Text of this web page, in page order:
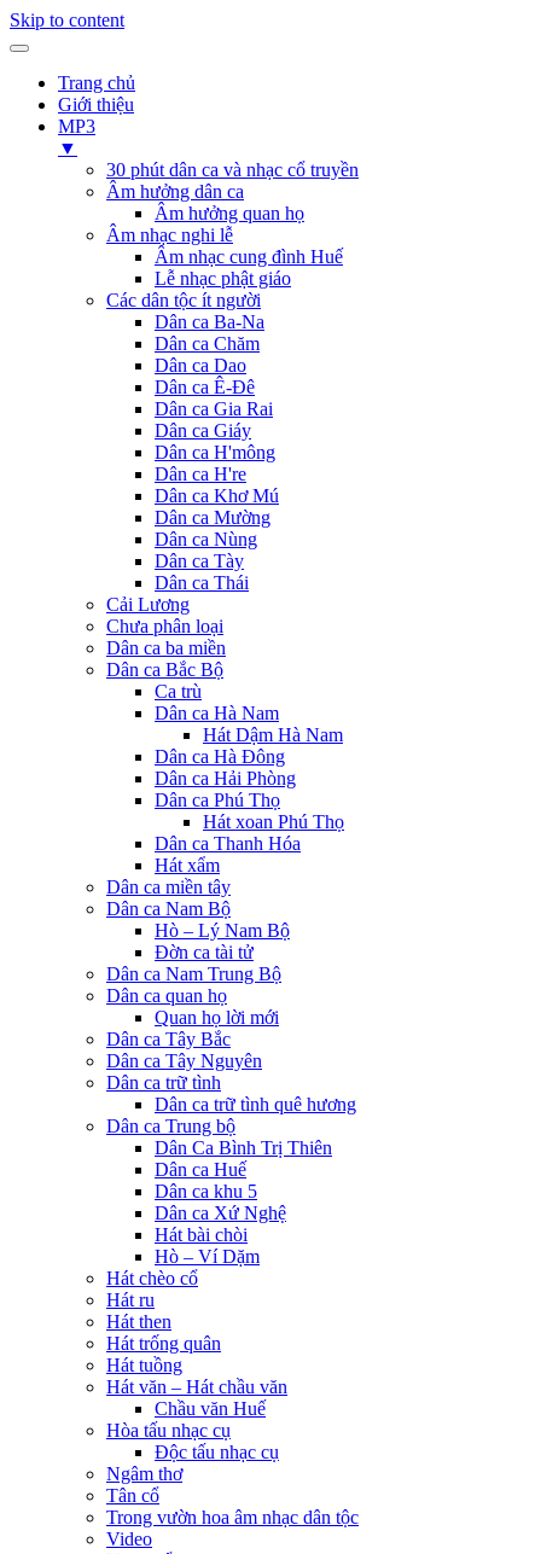
Skip to content
Trang chủ
Giới thiệu
MP3
▼
30 phút dân ca và nhạc cổ truyền
Âm hưởng dân ca
Âm hưởng quan họ
Âm nhạc nghi lễ
Âm nhạc cung đình Huế
Lễ nhạc phật giáo
Các dân tộc ít người
Dân ca Ba-Na
Dân ca Chăm
Dân ca Dao
Dân ca Ê-Đê
Dân ca Gia Rai
Dân ca Giáy
Dân ca H'mông
Dân ca H're
Dân ca Khơ Mú
Dân ca Mường
Dân ca Nùng
Dân ca Tày
Dân ca Thái
Cải Lương
Chưa phân loại
Dân ca ba miền
Dân ca Bắc Bộ
Ca trù
Dân ca Hà Nam
Hát Dậm Hà Nam
Dân ca Hà Đông
Dân ca Hải Phòng
Dân ca Phú Thọ
Hát xoan Phú Thọ
Dân ca Thanh Hóa
Hát xẩm
Dân ca miền tây
Dân ca Nam Bộ
Hò – Lý Nam Bộ
Đờn ca tài tử
Dân ca Nam Trung Bộ
Dân ca quan họ
Quan họ lời mới
Dân ca Tây Bắc
Dân ca Tây Nguyên
Dân ca trữ tình
Dân ca trữ tình quê hương
Dân ca Trung bộ
Dân Ca Bình Trị Thiên
Dân ca Huế
Dân ca khu 5
Dân ca Xứ Nghệ
Hát bài chòi
Hò – Ví Dặm
Hát chèo cổ
Hát ru
Hát then
Hát trống quân
Hát tuồng
Hát văn – Hát chầu văn
Chầu văn Huế
Hòa tấu nhạc cụ
Độc tấu nhạc cụ
Ngâm thơ
Tân cổ
Trong vườn hoa âm nhạc dân tộc
Video